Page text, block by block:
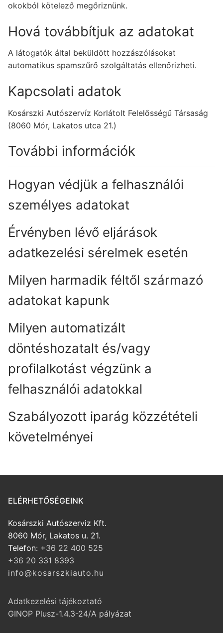
okokból kötelező megőriznünk.
Hová továbbítjuk az adatokat
A látogatók által beküldött hozzászólásokat
automatikus spamszűrő szolgáltatás ellenőrizheti.
Kapcsolati adatok
Kosárszki Autószervíz Korlátolt Felelősségű Társaság
(8060 Mór, Lakatos utca 21.)
További információk
Hogyan védjük a felhasználói
személyes adatokat
Érvényben lévő eljárások
adatkezelési sérelmek esetén
Milyen harmadik féltől származó
adatokat kapunk
Milyen automatizált
döntéshozatalt és/vagy
profilalkotást végzünk a
felhasználói adatokkal
Szabályozott iparág közzétételi
követelményei
ELÉRHETŐSÉGEINK
Kosárszki Autószerviz Kft.
8060 Mór, Lakatos u. 21.
Telefon: +36 22 400 525
+36 20 331 8393
i n f o @ k o s a r s z k i a u t o . h u
Adatkezelési tájékoztató
GINOP Plusz-1.4.3-24/A pályázat